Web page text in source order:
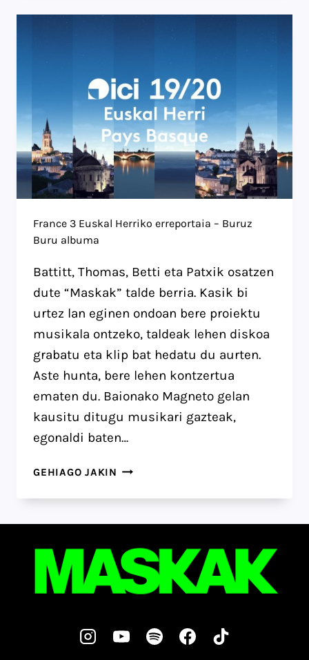
France 3 Euskal Herriko erreportaia – Buruz
Buru albuma
Battitt, Thomas, Betti eta Patxik osatzen
dute “Maskak” talde berria. Kasik bi
urtez lan eginen ondoan bere proiektu
musikala ontzeko, taldeak lehen diskoa
grabatu eta klip bat hedatu du aurten.
Aste hunta, bere lehen kontzertua
ematen du. Baionako Magneto gelan
kausitu ditugu musikari gazteak,
egonaldi baten…
GEHIAGO JAKIN FRANCE
EUSKAL
BURUZ
BURU